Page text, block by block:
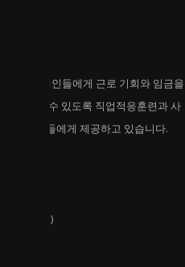
중중장애인들에게 근로 기회와 임금을
살아갈 수 있도록 직업적응훈련과 사
이용인들에게 제공하고 있습니다.
17(석사동)